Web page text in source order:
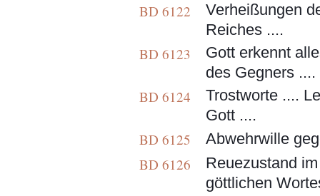
BD 6122
Verheißungen
Reiches ....
BD 6123
Gott erkennt
des Gegners ....
BD 6124
Trostworte ....
Gott ....
BD 6125
Abwehrwille
BD 6126
Reuezustand
göttlichen